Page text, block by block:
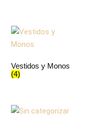
Vestidos y Monos
(4)